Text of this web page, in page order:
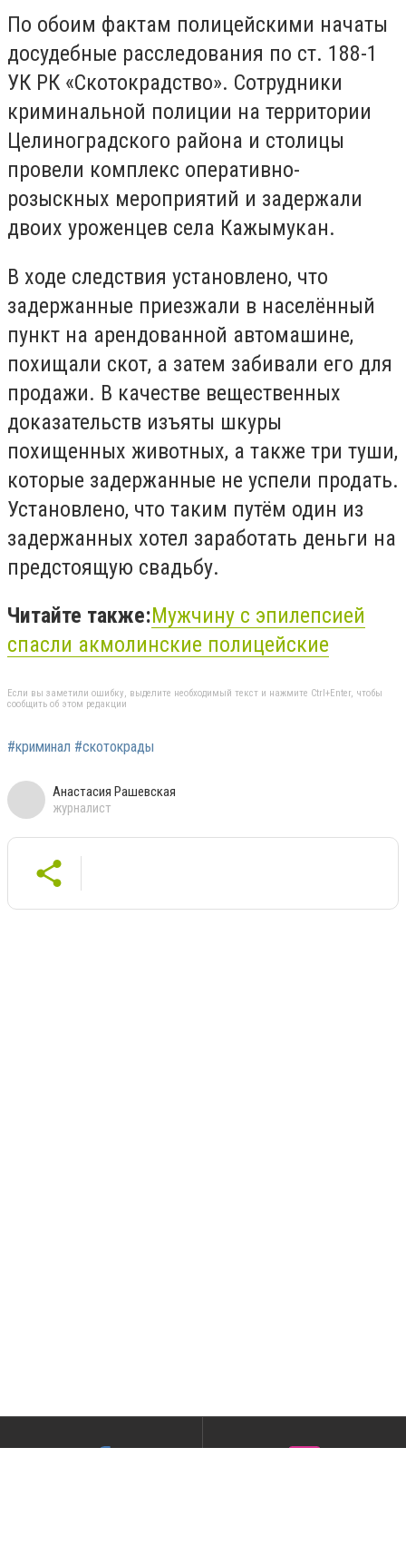
По обоим фактам полицейскими начаты
досудебные расследования по ст. 188-1
УК РК «Скотокрадство». Сотрудники
криминальной полиции на территории
Целиноградского района и столицы
провели комплекс оперативно-
розыскных мероприятий и задержали
двоих уроженцев села Кажымукан.
В ходе следствия установлено, что
задержанные приезжали в населённый
пункт на арендованной автомашине,
похищали скот, а затем забивали его для
продажи. В качестве вещественных
доказательств изъяты шкуры
похищенных животных, а также три туши,
которые задержанные не успели продать.
Установлено, что таким путём один из
задержанных хотел заработать деньги на
предстоящую свадьбу.
Читайте также:Мужчину с эпилепсией
спасли акмолинские полицейские
Если вы заметили ошибку, выделите необходимый текст и нажмите Ctrl+Enter, чтобы
сообщить об этом редакции
#криминал #скотокрады
Анастасия Рашевская
журналист